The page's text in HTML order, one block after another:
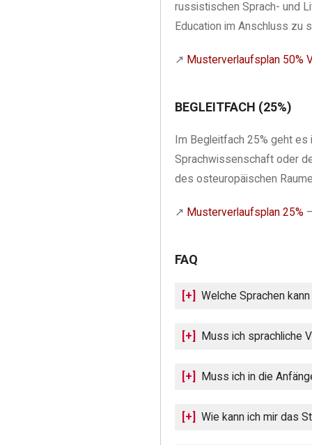
russistischen Sprach- und
Education im Anschluss zu
↗︎ Musterverlaufsplan 50%
BEGLEITFACH (25%)
Im Begleitfach 25% geht
Sprachwissenschaft oder
des osteuropäischen
↗︎ Musterverlaufsplan 25%
FAQ
Welche Sprachen
Muss ich sprachliche
Muss ich in die
Wie kann ich mir das